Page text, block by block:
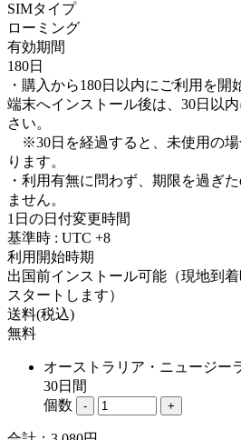
SIMタイプ
ローミング
有効期間
180日
・購入から180日以内にご利用を開
端末へインストール後は、30日以
さい。
※30日を経過すると、未使用の場
ります。
・利用有無に問わず、期限を過ぎ
ません。
1日の日付変更時間
基準時 : UTC +8
利用開始時期
出国前インストール可能（現地到
スタートします）
送料(税込)
無料
オーストラリア・ニュージー
30日間
個数
- +